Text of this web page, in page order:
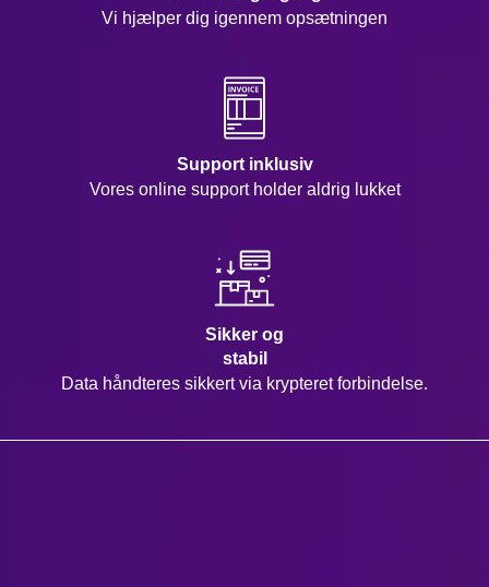
Vi hjælper dig igennem opsætningen
Support inklusiv
Vores online support holder aldrig lukket
Sikker og
stabil
Data håndteres sikkert via krypteret forbindelse.